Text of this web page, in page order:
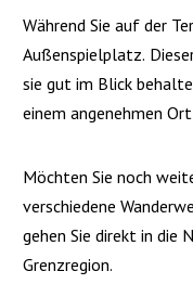
Während Sie auf der
Außenspielplatz.
sie gut im Blick
einem angenehmen
Möchten Sie noch
verschiedene
gehen Sie direkt in die
Grenzregion.